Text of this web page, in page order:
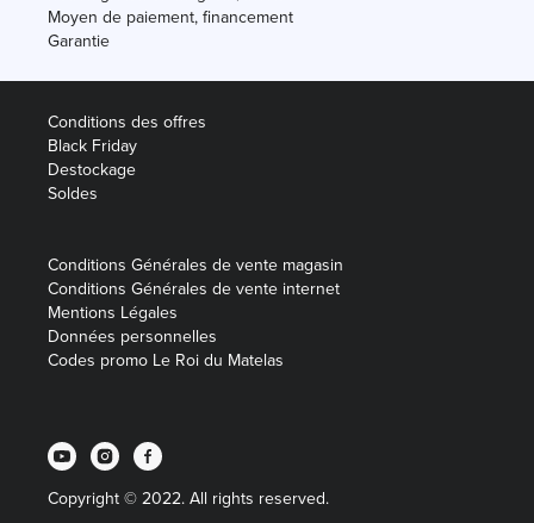
Moyen de paiement, financement
Garantie
Conditions des offres
Black Friday
Destockage
Soldes
Conditions Générales de vente magasin
Conditions Générales de vente internet
Mentions Légales
Données personnelles
Codes promo Le Roi du Matelas
Copyright © 2022. All rights reserved.